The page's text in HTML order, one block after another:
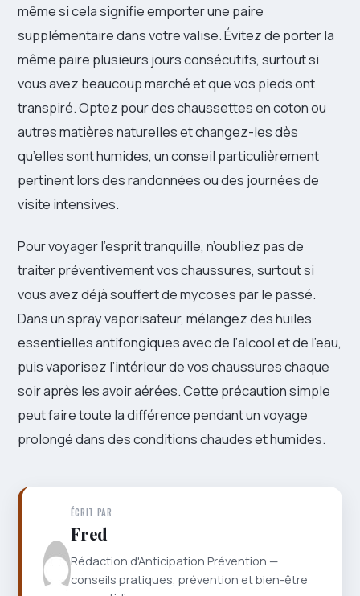
même si cela signifie emporter une paire
supplémentaire dans votre valise. Évitez de porter la
même paire plusieurs jours consécutifs, surtout si
vous avez beaucoup marché et que vos pieds ont
transpiré. Optez pour des chaussettes en coton ou
autres matières naturelles et changez-les dès
qu’elles sont humides, un conseil particulièrement
pertinent lors des randonnées ou des journées de
visite intensives.
Pour voyager l’esprit tranquille, n’oubliez pas de
traiter préventivement vos chaussures, surtout si
vous avez déjà souffert de mycoses par le passé.
Dans un spray vaporisateur, mélangez des huiles
essentielles antifongiques avec de l’alcool et de l’eau,
puis vaporisez l’intérieur de vos chaussures chaque
soir après les avoir aérées. Cette précaution simple
peut faire toute la différence pendant un voyage
prolongé dans des conditions chaudes et humides.
ÉCRIT PAR
Fred
Rédaction d'Anticipation Prévention —
conseils pratiques, prévention et bien-être